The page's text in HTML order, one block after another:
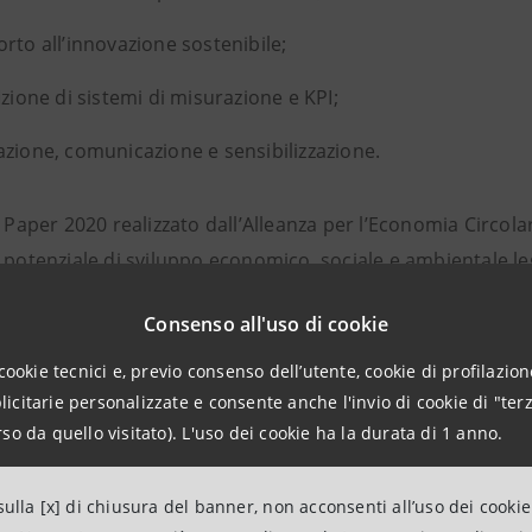
Consenso all'uso di cookie
tecnici e, previo consenso dell’utente, cookie di
personalizzate e consente anche l'invio di cookie di
da quello visitato). L'uso dei cookie ha la durata di 1 anno.
[x] di chiusura del banner, non acconsenti all’uso dei
all’innovazione sostenibile;
di sistemi di misurazione e KPI;
comunicazione e sensibilizzazione.
2020 realizzato dall’Alleanza per l’Economia
di sviluppo economico, sociale e ambientale
e una riduzione del 10% dei costi per le materie
vista ambientale, in Italia, uno sviluppo completo
di CO2 al 2050.
devono agire per la rimozione dei vincoli e